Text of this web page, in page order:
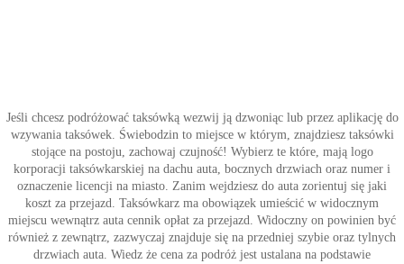
Jeśli chcesz podróżować taksówką wezwij ją dzwoniąc lub przez aplikację do
wzywania taksówek. Świebodzin to miejsce w którym, znajdziesz taksówki
stojące na postoju, zachowaj czujność! Wybierz te które, mają logo
korporacji taksówkarskiej na dachu auta, bocznych drzwiach oraz numer i
oznaczenie licencji na miasto. Zanim wejdziesz do auta zorientuj się jaki
koszt za przejazd. Taksówkarz ma obowiązek umieścić w widocznym
miejscu wewnątrz auta cennik opłat za przejazd. Widoczny on powinien być
również z zewnątrz, zazwyczaj znajduje się na przedniej szybie oraz tylnych
drzwiach auta. Wiedz że cena za podróż jest ustalana na podstawie